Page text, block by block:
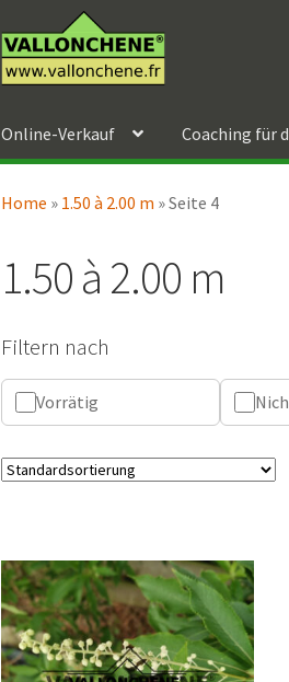
Navigation
springen
Inhalt
springen
Online-Verkauf Coaching für
Home » 1.50 à 2.00 m »Seite 4
1.50 à 2.00 m
Filtern nach
Vorrätig